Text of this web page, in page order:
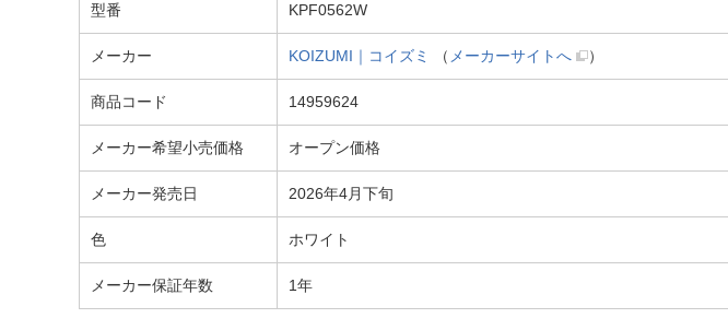
型番 KPF0562W
メーカー KOIZUMI｜コイズミ （ メーカーサイトへ ）
商品コード 14959624
メーカー希望小売価格 オープン価格
メーカー発売日 2026年4月下旬
色 ホワイト
メーカー保証年数 1年